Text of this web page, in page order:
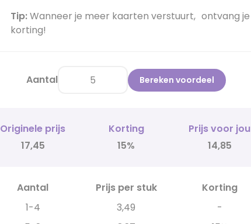
Tip:Wanneer je meer kaarten verstuurt, ontvang je
korting!
Aantal Bereken voordeel
Originele prijs Korting
Prijs voor jou
17,45
15% 14,85
Aantal Prijs per stuk
Korting
1-4
3,49
-